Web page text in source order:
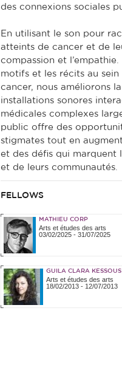
des connexions sociales
En utilisant le son pour
atteints de cancer et de
compassion et
motifs et les récits au
cancer, nous améliorons
installations sonores
médicales complexes
public offre des
stigmates tout en
et des défis qui marquent
et de leurs communautés.
FELLOWS
MATHIEU CORP
Arts et études des arts
03/02/2025- 31/07/2025
GUILA CLARA KESSOUS
Arts et études des arts
18/02/2013- 12/07/2013